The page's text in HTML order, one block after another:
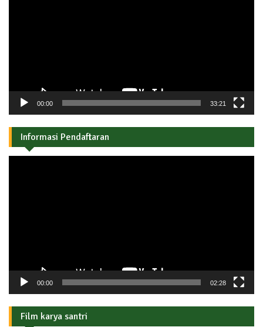
00:00 33:21
Informasi Pendaftaran
00:00 02:28
Film karya santri